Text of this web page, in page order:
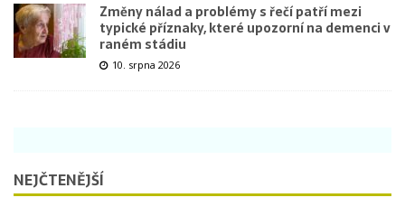
Změny nálad a problémy s řečí patří mezi
typické příznaky, které upozorní na demenci v
raném stádiu
10. srpna 2026
NEJČTENĚJŠÍ